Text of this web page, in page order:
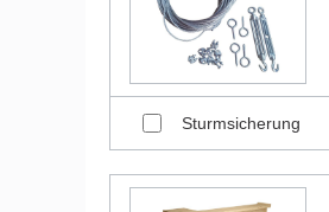
Sturmsicherung